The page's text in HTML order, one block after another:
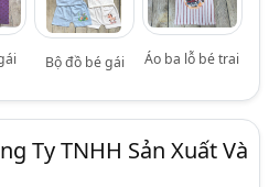
Bộ đồ bé gái Áo ba lỗ bé trai
Ty TNHH Sản Xuất Và